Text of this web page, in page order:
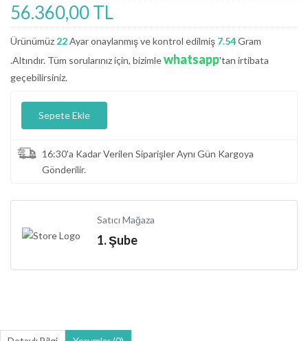
56.360,00 TL
Ürünümüz 22Ayar onaylanmış ve kontrol edilmiş 7.54Gram
.Altındır. Tüm sorularınız için, bizimlewhatsapp'tan irtibata
geçebilirsiniz.
Sepete Ekle
16:30'a Kadar Verilen Siparişler Aynı Gün Kargoya
Gönderilir.
Satıcı Mağaza
1. Şube